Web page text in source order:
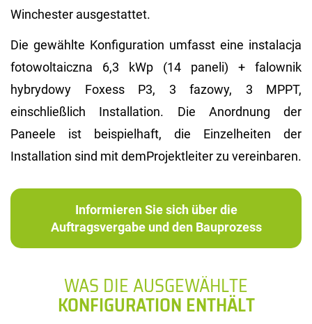
Winchester ausgestattet.
Die gewählte Konfiguration umfasst eine instalacja
fotowoltaiczna 6,3 kWp (14 paneli) + falownik
hybrydowy Foxess P3, 3 fazowy, 3 MPPT,
einschließlich Installation. Die Anordnung der
Paneele ist beispielhaft, die Einzelheiten der
Installation sind mit demProjektleiter zu vereinbaren.
Informieren Sie sich über die
Auftragsvergabe und den Bauprozess
WAS DIE AUSGEWÄHLTE
KONFIGURATION ENTHÄLT